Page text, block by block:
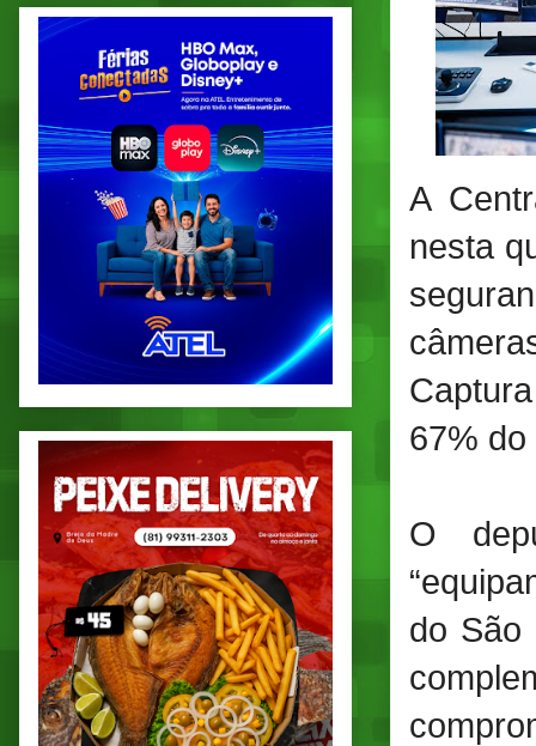
A
nesta
67%
O
do São